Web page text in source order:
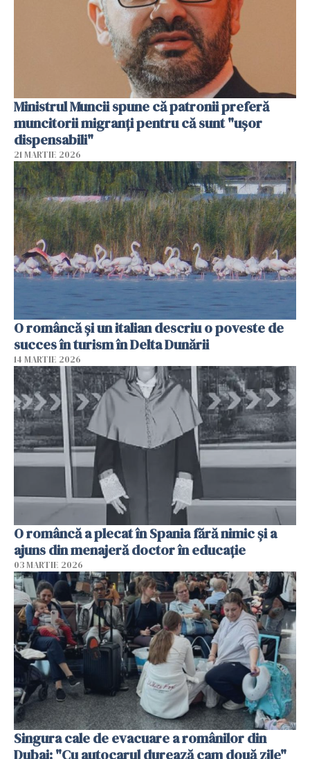
Ministrul Muncii spune că patronii preferă
muncitorii migranți pentru că sunt "uşor
dispensabili"
21 MARTIE 2026
O româncă și un italian descriu o poveste de
succes în turism în Delta Dunării
14 MARTIE 2026
O româncă a plecat în Spania fără nimic și a
ajuns din menajeră doctor în educație
03 MARTIE 2026
Singura cale de evacuare a românilor din
Dubai: "Cu autocarul durează cam două zile"